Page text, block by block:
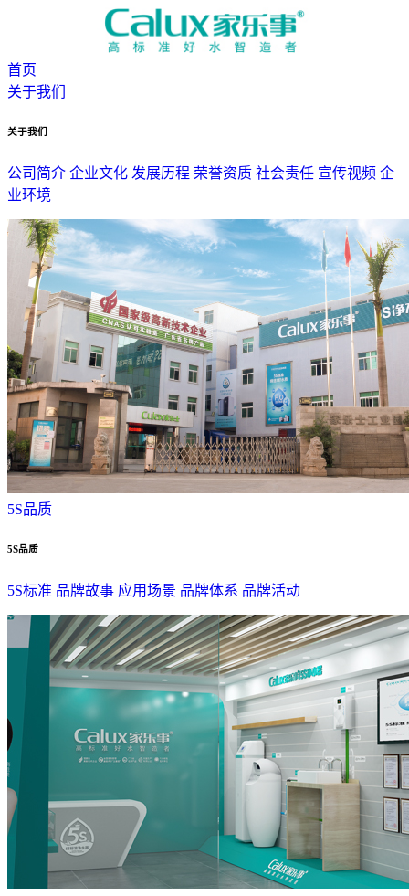
首页
关于我们
关于我们
公司简介 企业文化 发展历程 荣誉资质 社会责任 宣传视频 企
业环境
5S品质
5S品质
5S标准 品牌故事 应用场景 品牌体系 品牌活动